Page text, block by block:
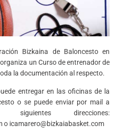
Bizkaina de Baloncesto en
un Curso de entrenador de
la documentación al respecto.
entregar en las oficinas de la
o se puede enviar por mail a
direcciones:
o icamarero@bizkaiabasket.com